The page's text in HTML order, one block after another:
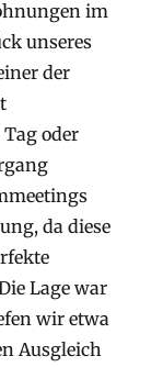
im
unseres
der
oder
da diese
Lage war
wir etwa
Ausgleich